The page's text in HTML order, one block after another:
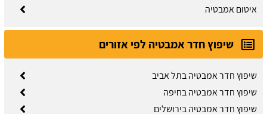
איטום אמבטיה
שיפוץ חדר אמבטיה לפי אזורים
שיפוץ חדר אמבטיה בתל אביב
שיפוץ חדר אמבטיה בחיפה
שיפוץ חדר אמבטיה בירושלים